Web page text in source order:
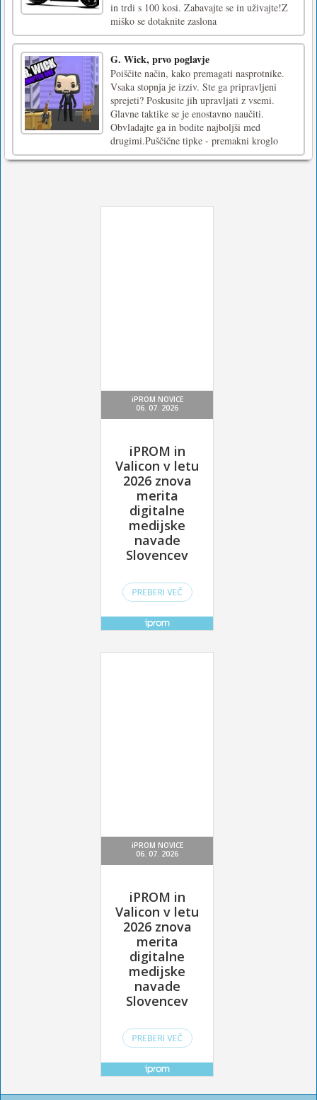
in trdi s 100 kosi. Zabavajte se in uživajte!Z
miško se dotaknite zaslona
G. Wick, prvo poglavje
Poiščite način, kako premagati nasprotnike.
Vsaka stopnja je izziv. Ste ga pripravljeni
sprejeti? Poskusite jih upravljati z vsemi.
Glavne taktike se je enostavno naučiti.
Obvladajte ga in bodite najboljši med
drugimi.Puščične tipke - premakni kroglo